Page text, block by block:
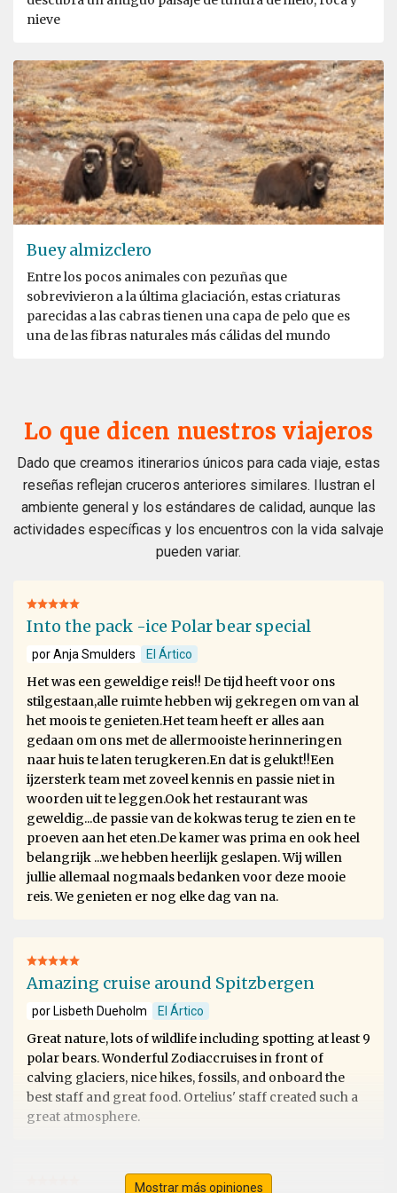
nieve
Buey almizclero
Entre los pocos animales con pezuñas que
sobrevivieron a la última glaciación, estas criaturas
parecidas a las cabras tienen una capa de pelo que es
una de las fibras naturales más cálidas del mundo
Lo que dicen nuestros viajeros
Dado que creamos itinerarios únicos para cada viaje, estas
reseñas reflejan cruceros anteriores similares. Ilustran el
ambiente general y los estándares de calidad, aunque las
actividades específicas y los encuentros con la vida salvaje
pueden variar.
Into the pack -ice Polar bear special
por Anja Smulders El Ártico
Het was een geweldige reis!! De tijd heeft voor ons
stilgestaan,alle ruimte hebben wij gekregen om van al
het moois te genieten.Het team heeft er alles aan
gedaan om ons met de allermooiste herinneringen
naar huis te laten terugkeren.En dat is gelukt!!Een
ijzersterk team met zoveel kennis en passie niet in
woorden uit te leggen.Ook het restaurant was
geweldig...de passie van de kokwas terug te zien en te
proeven aan het eten.De kamer was prima en ook heel
belangrijk ...we hebben heerlijk geslapen. Wij willen
jullie allemaal nogmaals bedanken voor deze mooie
reis. We genieten er nog elke dag van na.
Amazing cruise around Spitzbergen
por Lisbeth Dueholm El Ártico
Great nature, lots of wildlife including spotting at least 9
polar bears. Wonderful Zodiaccruises in front of
calving glaciers, nice hikes, fossils, and onboard the
best staff and great food. Ortelius' staff created such a
great atmosphere.
Mostrar más opiniones